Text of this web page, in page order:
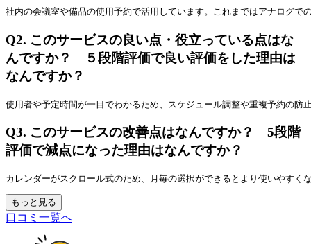
社内の会議室や備品の使用予約で活用しています。これまではアナログ
Q2. このサービスの良い点・役立っている点はな
んですか？ ５段階評価で良い評価をした理由は
なんですか？
使用者や予定時間が一目でわかるため、スケジュール調整や重複予約の
Q3. このサービスの改善点はなんですか？ 5段階
評価で減点になった理由はなんですか？
カレンダーがスクロール式のため、月毎の選択ができるとより使いやす
もっと見る
口コミ一覧へ